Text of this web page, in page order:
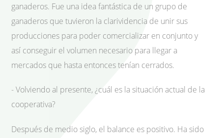
ganaderos. Fue una idea fantástica de un grupo de
ganaderos que tuvieron la clarividencia de unir sus
producciones para poder comercializar en conjunto y
así conseguir el volumen necesario para llegar a
mercados que hasta entonces tenían cerrados.
- Volviendo al presente, ¿cuál es la situación actual de la
cooperativa?
Después de medio siglo, el balance es positivo. Ha sido